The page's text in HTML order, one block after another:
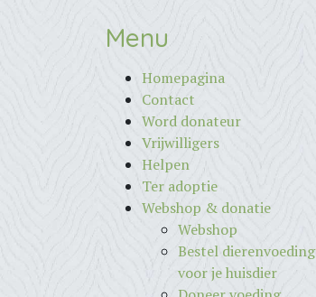
Menu
Homepagina
Contact
Word donateur
Vrijwilligers
Helpen
Ter adoptie
Webshop & donatie
Webshop
Bestel dierenvoeding
voor je huisdier